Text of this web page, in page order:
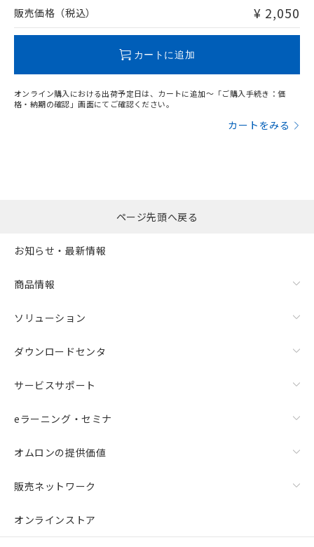
問い合わせください。
販売価格（税込） ¥ 2,050
カートに追加
オンライン購入における出荷予定日は、カートに追加～「ご購入手続き：価
格・納期の確認」画面にてご確認ください。
カートをみる
ページ先頭へ戻る
お知らせ・最新情報
商品情報
ソリューション
ダウンロードセンタ
サービスサポート
eラーニング・セミナ
オムロンの提供価値
販売ネットワーク
オンラインストア